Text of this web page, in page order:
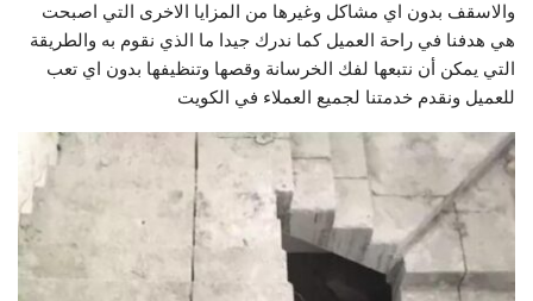
والاسقف بدون اي مشاكل وغيرها من المزايا الاخرى التي اصبحت
هي هدفنا في راحة العميل كما ندرك جيدا ما الذي نقوم به والطريقة
التي يمكن أن نتبعها لفك الخرسانة وقصها وتنظيفها بدون اي تعب
للعميل ونقدم خدمتنا لجميع العملاء في الكويت